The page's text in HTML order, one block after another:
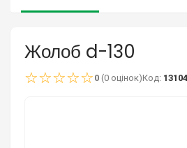
Жолоб d-130
☆☆☆☆☆ 0 (0 оцінок)Код: 13104